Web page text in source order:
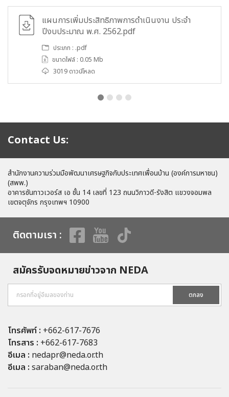
แผนการเพิ่มประสิทธิภาพการดำเนินงาน ประจำ
ปีงบประมาณ พ.ศ. 2562.pdf
ประเภท : .pdf
ขนาดไฟล์ : 0.05 Mb
3019 ดาวน์โหลด
Contact Us:
สำนักงานความร่วมมือพัฒนาเศรษฐกิจกับประเทศเพื่อนบ้าน (องค์การมหาชน)
(สพพ.)
อาคารซันทาวเวอร์ส เอ ชั้น 14 เลขที่ 123 ถนนวิภาวดี-รังสิต แขวงจอมพล
เขตจตุจักร กรุงเทพฯ 10900
ติดตามเรา :
สมัครรับจดหมายข่าวจาก NEDA
ตกลง
โทรศัพท์ : +662-617-7676
โทรสาร : +662-617-7683
อีเมล : nedapr@neda.or.th
อีเมล : saraban@neda.or.th